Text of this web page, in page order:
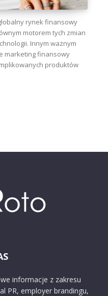
rynek finansowy
motorem tych zmian
Innym ważnym
marketing finansowy
produktów
informacje z zakresu
PR, employer brandingu,